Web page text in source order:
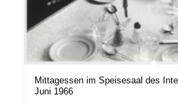
Mittagessen im Speisesaal des
Juni 1966